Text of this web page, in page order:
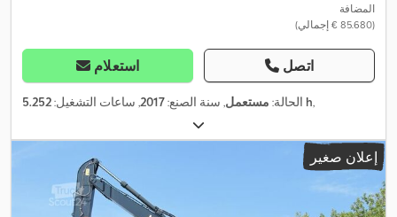
المضافة
(‏85.680 € إجمالي)
استعلام اتصل
الحالة: مستعمل, سنة الصنع:2017, ساعات التشغيل: 5.252 h,
إعلان صغير